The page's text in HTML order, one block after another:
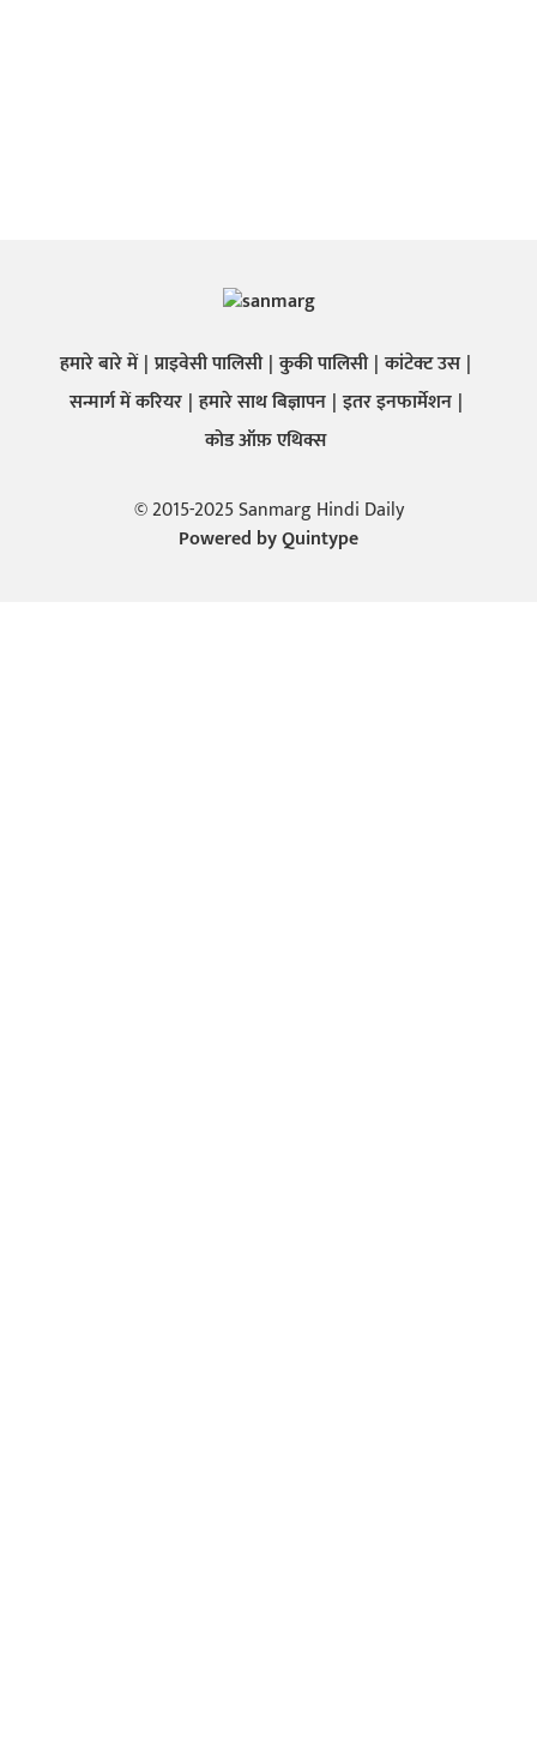
हमारे बारे में प्राइवेसी पालिसी कुकी पालिसी कांटेक्ट उस
सन्मार्ग में करियर हमारे साथ बिज्ञापन इतर इनफार्मेशन
कोड ऑफ़ एथिक्स
© 2015-2025 Sanmarg Hindi Daily
Powered byQuintype